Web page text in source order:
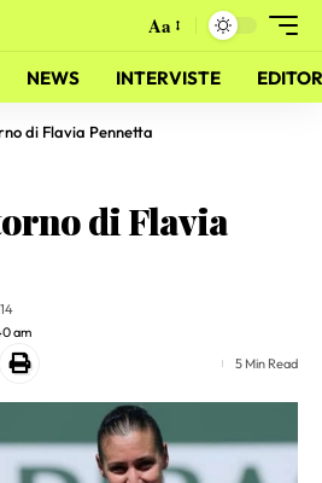
Aa
NEWS INTERVISTE
di Flavia Pennetta
di Flavia
am
5 Min Read